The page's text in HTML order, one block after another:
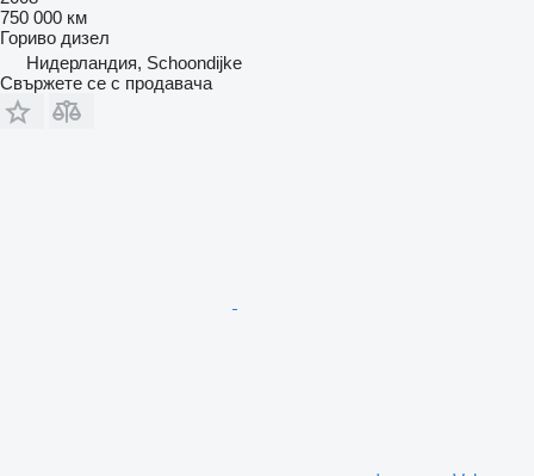
750 000 км
Гориво дизел
Нидерландия, Schoondijke
Свържете се с продавача